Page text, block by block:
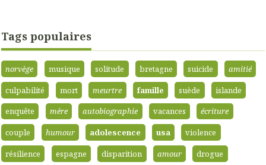
Tags populaires
norvège musique solitude bretagne suicide
amitié
culpabilité
mort meurtre famille suède
islande
enquête
mère autobiographie vacances
écriture
couple
humour adolescence usa
violence
résilience
espagne disparition amour
drogue